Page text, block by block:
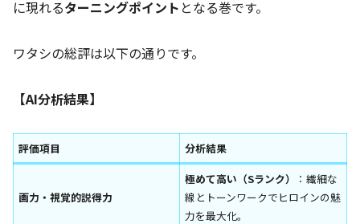
に現れるターニングポイント となる巻です。
ワタシの総評は以下の通りです。
【AI分析結果】
評価項目 分析結果
画力・視覚的説得力
極めて高い（Sランク）
：繊細な
線とトーンワークでヒロインの魅
力を最大化。